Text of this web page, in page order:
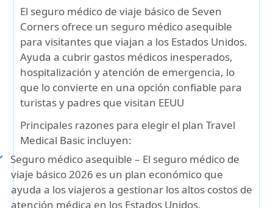
El seguro médico de viaje básicode Seven
Corners ofrece un seguro médico asequible
para visitantes que viajan a los Estados Unidos.
Ayuda a cubrir gastos médicos inesperados,
hospitalización y atención de emergencia, lo
que lo convierte en una opción confiable para
turistas y padres que visitan EEUU
Principales razones para elegir el plan Travel
Medical Basic incluyen:
Seguro médico asequible – El seguro médico de
viaje básico 2026 es un plan económico que
ayuda a los viajeros a gestionar los altos costos de
atención médica en los Estados Unidos.